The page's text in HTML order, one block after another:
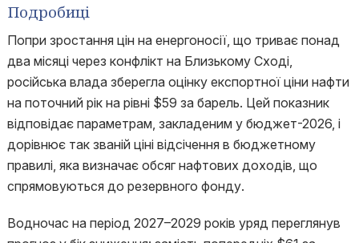
Подробиці
Попри зростання цін на енергоносії, що триває понад
два місяці через конфлікт на Близькому Сході,
російська влада зберегла оцінку експортної ціни нафти
на поточний рік на рівні $59 за барель. Цей показник
відповідає параметрам, закладеним у бюджет-2026, і
дорівнює так званій ціні відсічення в бюджетному
правилі, яка визначає обсяг нафтових доходів, що
спрямовуються до резервного фонду.
Водночас на період 2027–2029 років уряд переглянув